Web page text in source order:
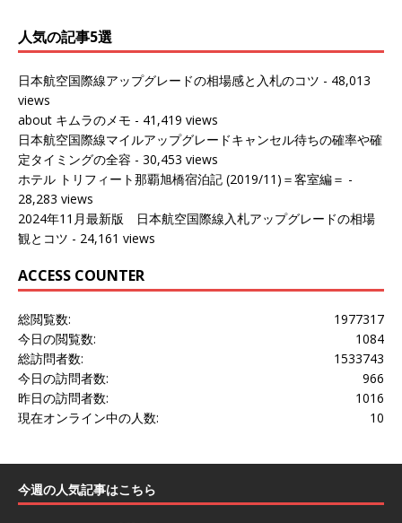
人気の記事5選
日本航空国際線アップグレードの相場感と入札のコツ - 48,013
views
about キムラのメモ - 41,419 views
日本航空国際線マイルアップグレードキャンセル待ちの確率や確
定タイミングの全容 - 30,453 views
ホテル トリフィート那覇旭橋宿泊記 (2019/11)＝客室編＝ -
28,283 views
2024年11月最新版 日本航空国際線入札アップグレードの相場
観とコツ - 24,161 views
ACCESS COUNTER
1977317
総閲覧数:
1084
今日の閲覧数:
1533743
総訪問者数:
966
今日の訪問者数:
1016
昨日の訪問者数:
10
現在オンライン中の人数:
今週の人気記事はこちら